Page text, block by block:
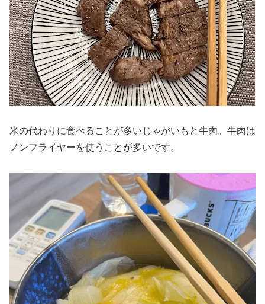
米の代わりに食べることが多いじゃがいもと牛肉。牛肉は
ノンフライヤーを使うことが多いです。